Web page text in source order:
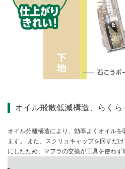
オイル飛散低減構造、らくら
オイル分離構造により、効率よくオイル
ます。 また、スクリュキャップを回すだ
にしたため、マフラの交換が工具を使わず